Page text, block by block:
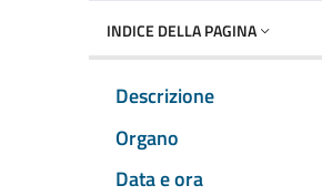
INDICE DELLA PAGINA
Descrizione
Organo
Data e ora